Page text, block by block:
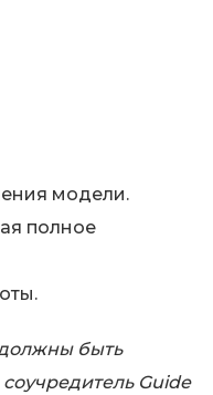
модели.
полное
быть
Guide